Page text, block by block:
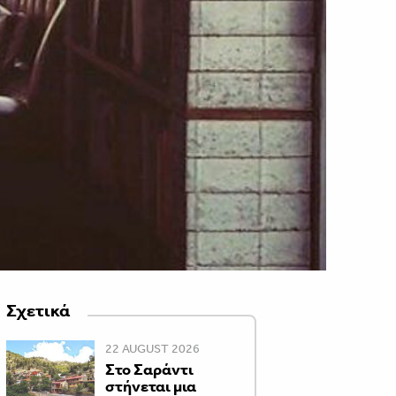
Σχετικά
22 AUGUST 2026
Στο Σαράντι
στήνεται μια